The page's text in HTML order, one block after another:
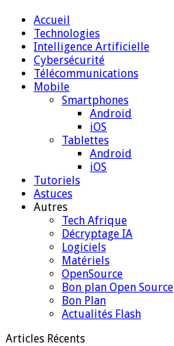
Accueil
Technologies
Intelligence Artificielle
Cybersécurité
Télécommunications
Mobile
Smartphones
Android
iOS
Tablettes
Android
iOS
Tutoriels
Astuces
Autres
Tech Afrique
Décryptage IA
Logiciels
Matériels
OpenSource
Bon plan Open Source
Bon Plan
Actualités Flash
Articles Récents